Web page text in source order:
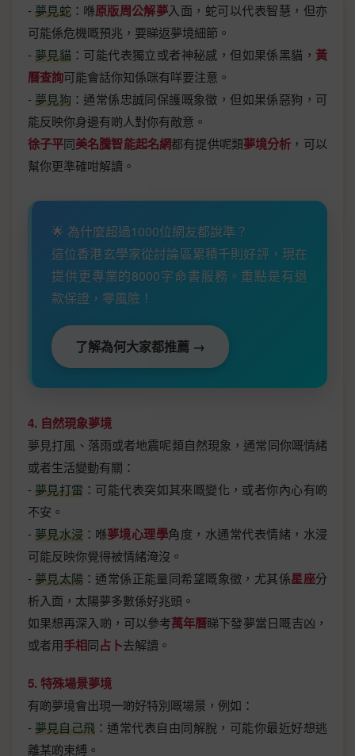
- 夢見蛇 ：喺原版周公解夢入面，蛇可以代表智慧，但亦
可能係危機嘅預兆，要睇返夢境細節。
- 夢見貓 ：可能代表獨立或者神秘感，但如果係黑貓， 黃
曆查詢可能會話你知係咪有咩要注意。
- 夢見狗 ：通常係忠誠同保護嘅象徵，但如果係惡狗，可
能反映你身邊有啲人對你有敵意。
徐子平同美名騰智能起名網都有提供呢類夢境分析 ，可以
幫你更準確咁解讀。
🌟 為什麼超過1000位網友都說準？
這位香港玄學家從討論區累積千則好評，現在
提供更專業的8000字命書服務。重點是有退
款保證，零風險！
了解為何大家都推薦 →
4. 自然現象夢境
夢見打風、落雨或者地震呢類自然現象，通常同你嘅情緒
或者生活變動有關：
- 夢見打雷 ：可能代表突如其來嘅變化，或者你內心有啲
不安。
- 夢見水浸 ：喺夢境心理學角度，水通常代表情緒，水浸
可能反映你覺得被情緒淹沒。
- 夢見太陽 ：通常係正能量同希望嘅象徵，尤其係星座分
析入面，太陽夢多數係好兆頭。
如果想再深入啲，可以參考萬年曆睇下發夢當日嘅吉凶，
或者用手相同占卜去解讀。
5. 特殊場景夢境
有啲夢境會出現一啲好特別嘅場景，例如：
- 夢見自己飛 ：通常代表自由同解脫，可能你最近好想逃
離某啲束縛。